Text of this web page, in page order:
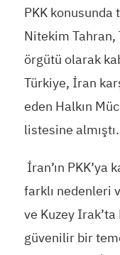
PKK
Nitekim Tahran,
örgütü olarak
Türkiye, İran
eden Halkın
listesine almıştı.
İran’ın
farklı nedenleri
ve Kuzey Irak’ta
güvenilir bir